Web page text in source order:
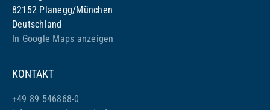
82152 Planegg/München
Deutschland
In Google Maps anzeigen
KONTAKT
+49 89 546868-0